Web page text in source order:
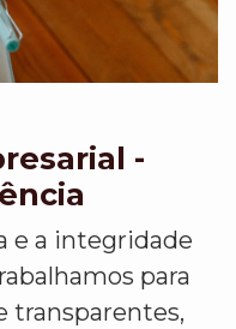
-
e a integridade
para
transparentes,